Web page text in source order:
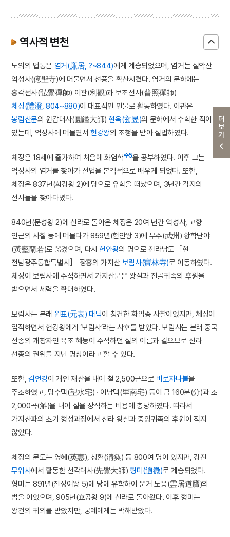
더보기
역사적 변천
도의의 법통은 염거(廉居, ?~844)에게 계승되었으며, 염거는 설악산
억성사(億聖寺)에 머물면서 선풍을 확산시켰다. 염거의 문하에는
홍각선사(弘覺禪師) 이관(利觀)과 보조선사(普照禪師)
체징(體澄, 804~880)이 대표적인 인물로 활동하였다. 이관은
봉림산문의 원감대사(圓鑑大師)현욱(玄昱)의 문하에서 수학한 적이
있는데, 억성사에 머물면서헌강왕의 초청을 받아 설법하였다.
체징은 18세에 출가하여 처음에 화엄학주5을 공부하였다. 이후 그는
억성사의 염거를 찾아가 선법을 본격적으로 배우게 되었다. 또한,
체징은 837년(희강왕 2)에 당으로 유학을 떠났으며, 3년간 각지의
선사들을 찾아다녔다.
840년(문성왕 2)에 신라로 돌아온 체징은 20여 년간 억성사, 고향
인근의 사찰 등에 머물다가 859년(헌안왕 3)에 무주(武州) 황학난야
(黃壑蘭若)로 옮겼으며, 다시헌안왕의 명으로 전라남도［현
전남광주통합특별시］ 장흥의 가지산 보림사(寶林寺)로 이동하였다.
체징이 보림사에 주석하면서 가지산문은 왕실과 진골귀족의 후원을
받으면서 세력을 확대하였다.
보림사는 본래 원표(元表) 대덕이 창건한 화엄종 사찰이었지만, 체징이
입적하면서 헌강왕에게 ‘보림사’라는 사호를 받았다. 보림사는 본래 중국
선종의 개창자인 육조 혜능이 주석하던 절의 이름과 같으므로 신라
선종의 권위를 지닌 명칭이라고 할 수 있다.
또한,김언경이 개인 재산을 내어 철 2,500근으로 비로자나불을
주조하였고, 망수택(望水宅) · 이남택(里南宅) 등이 금 160분(分)과 조
2,000곡(斛)을 내어 절을 장식하는 비용에 충당하였다. 따라서
가지산파의 초기 형성과정에서 신라 왕실과 중앙귀족의 후원이 적지
않았다.
체징의 문도는 영혜(英惠), 청환(淸奐) 등 800여 명이 있지만, 강진
무위사에서 활동한 선각대사(先覺大師)형미(逈微)로 계승되었다.
형미는 891년(진성여왕 5)에 당에 유학하여 운거 도응(雲居道膺)의
법을 이었으며, 905년(효공왕 9)에 신라로 돌아왔다. 이후 형미는
왕건의 귀의를 받았지만, 궁예에게는 박해받았다.